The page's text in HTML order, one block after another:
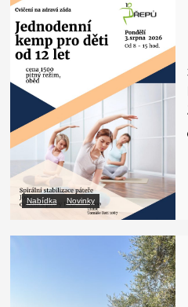
Nabídka Novinky